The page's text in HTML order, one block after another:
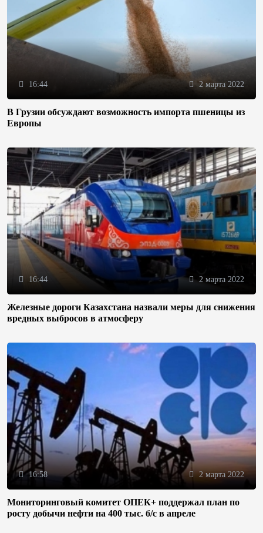
16:44 2 марта 2022
В Грузии обсуждают возможность импорта пшеницы из
Европы
16:44 2 марта 2022
Железные дороги Казахстана назвали меры для снижения
вредных выбросов в атмосферу
16:58 2 марта 2022
Мониторинговый комитет ОПЕК+ поддержал план по
росту добычи нефти на 400 тыс. б/с в апреле